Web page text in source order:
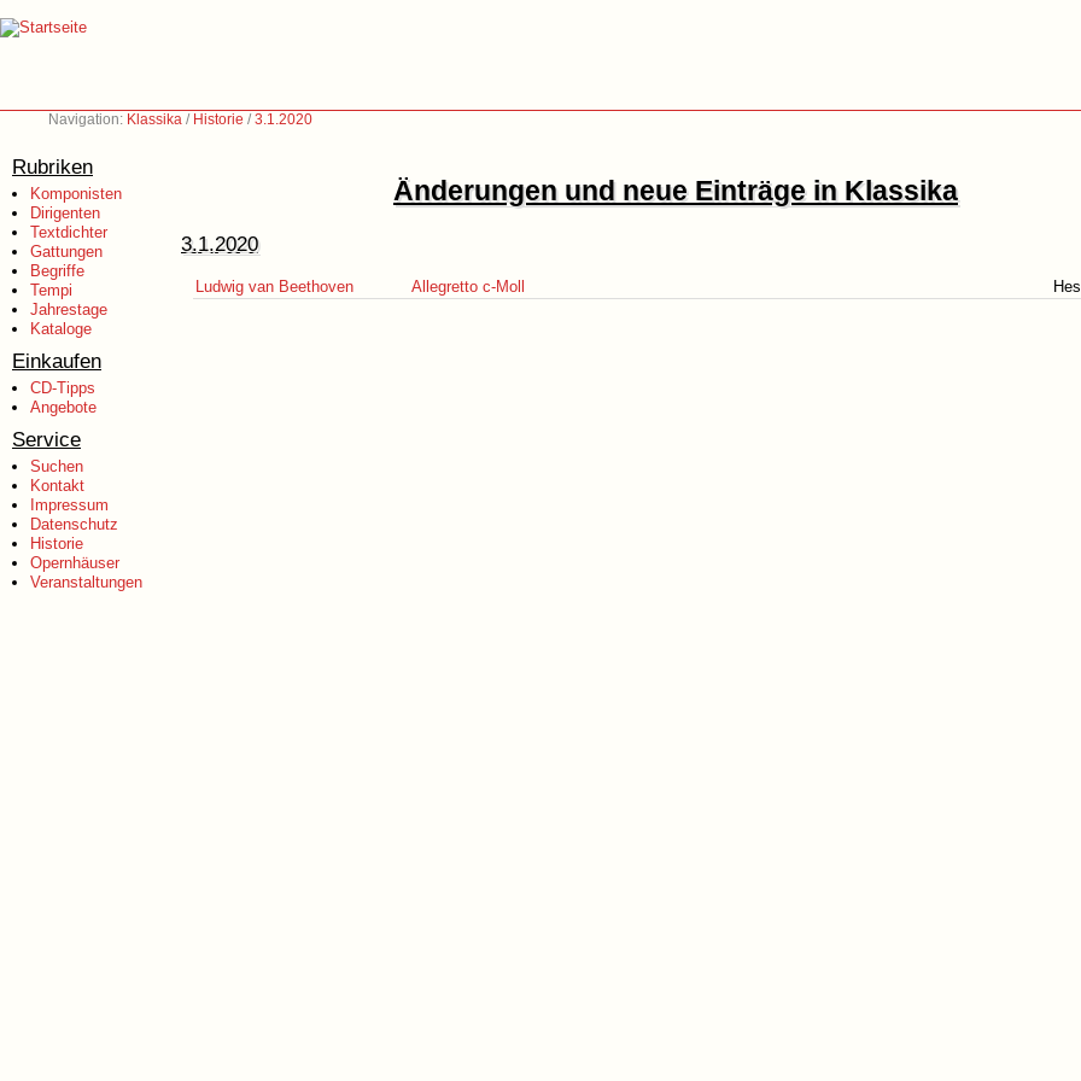
Navigation: Klassika / Historie /3.1.2020
Rubriken
Komponisten
Dirigenten
Textdichter
Gattungen
Begriffe
Tempi
Jahrestage
Kataloge
Einkaufen
CD-Tipps
Angebote
Service
Suchen
Kontakt
Impressum
Datenschutz
Historie
Opernhäuser
Veranstaltungen
Änderungen und neue Einträge in Klassika
3.1.2020
Ludwig van Beethoven Allegretto c-Moll